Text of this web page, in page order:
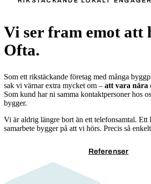
Vi ser fram emot att
Ofta.
Som ett rikstäckande företag med många
sak vi värnar extra mycket om – att vara nära
Som kund har ni samma kontaktpersoner hos
bygger.
Vi är aldrig längre bort än ett telefonsamtal.
samarbete bygger på att vi hörs. Precis så
Referenser